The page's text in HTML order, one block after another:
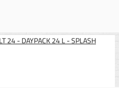
24 - DAYPACK 24 L - SPLASH